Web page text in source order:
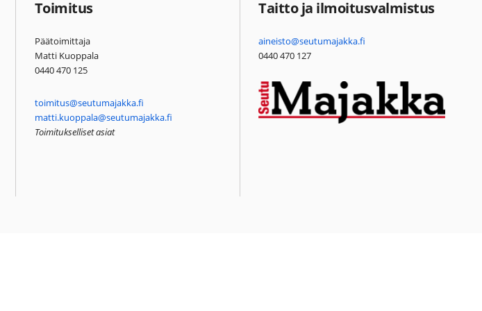
Toimitus
Päätoimittaja
Matti Kuoppala
0440 470 125
toimitus@seutumajakka.fi
matti.kuoppala@seutumajakka.fi
Toimitukselliset asiat
Taitto ja ilmoitusvalmistus
aineisto@seutumajakka.fi
0440 470 127